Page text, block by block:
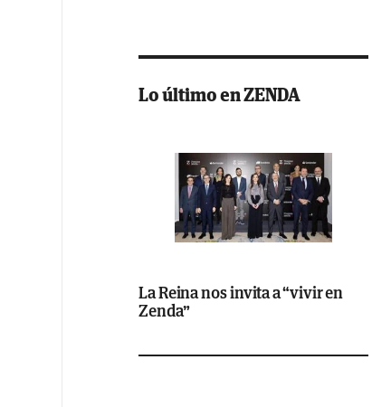
Lo último en ZENDA
La Reina nos invita a “vivir en
Zenda”